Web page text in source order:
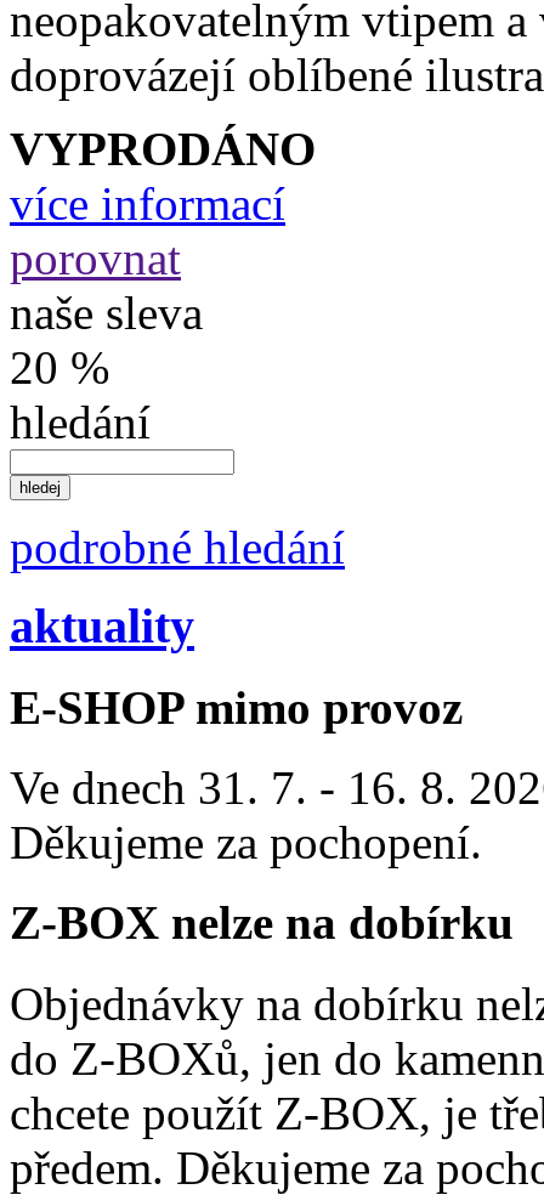
neopakovatelným vtipem
doprovázejí oblíbené
VYPRODÁNO
více informací
porovnat
naše sleva
20 %
hledání
podrobné hledání
aktuality
E-SHOP mimo provoz
Ve dnech 31. 7. - 16. 8.
Děkujeme za pochopení.
Z-BOX nelze na dobírku
Objednávky na dobírku
do Z-BOXů, jen do
chcete použít Z-BOX, je
předem. Děkujeme za